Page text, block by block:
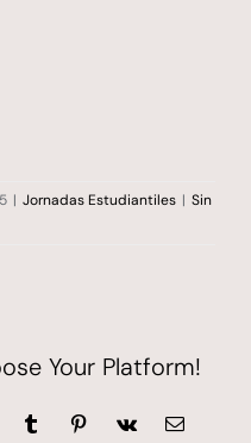
| Jornadas Estudiantiles | Sin
Your Platform!
TumblrPinterest
Vk
Correo